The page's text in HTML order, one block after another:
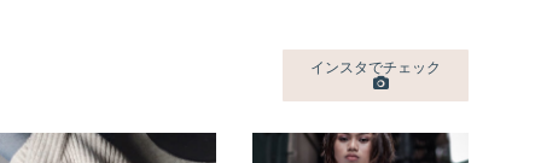
インスタでチェック